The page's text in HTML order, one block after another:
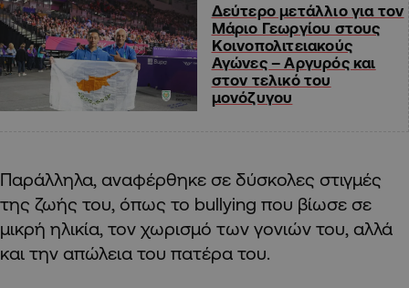
Δεύτερο μετάλλιο για τον
Μάριο Γεωργίου στους
Κοινοπολιτειακούς
Αγώνες – Αργυρός και
στον τελικό του
μονόζυγου
Παράλληλα, αναφέρθηκε σε δύσκολες στιγμές
της ζωής του, όπως το bullying που βίωσε σε
μικρή ηλικία, τον χωρισμό των γονιών του, αλλά
και την απώλεια του πατέρα του.